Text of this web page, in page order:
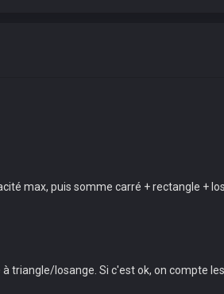
max, puis somme carré + rectangle +
triangle/losange. Si c'est ok, on compte